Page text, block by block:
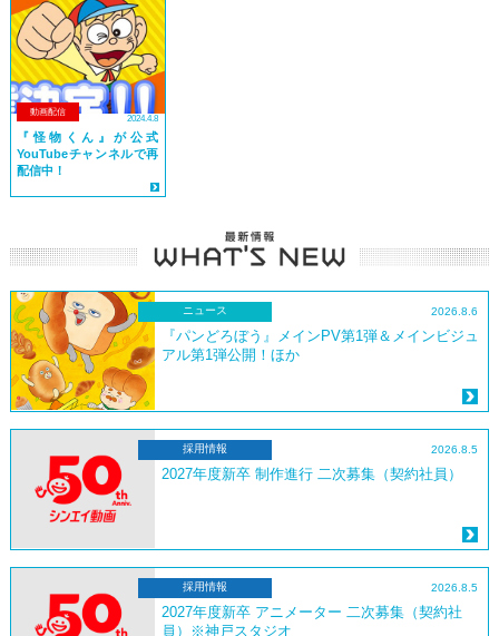
動画配信
2024.4.8
『怪物くん』が公式
YouTubeチャンネルで再
配信中！
ニュース 2026.8.6
『パンどろぼう』メインPV第1弾＆メインビジュ
アル第1弾公開！ほか
採用情報 2026.8.5
2027年度新卒 制作進行 二次募集（契約社員）
採用情報 2026.8.5
2027年度新卒 アニメーター 二次募集（契約社
員）※神戸スタジオ